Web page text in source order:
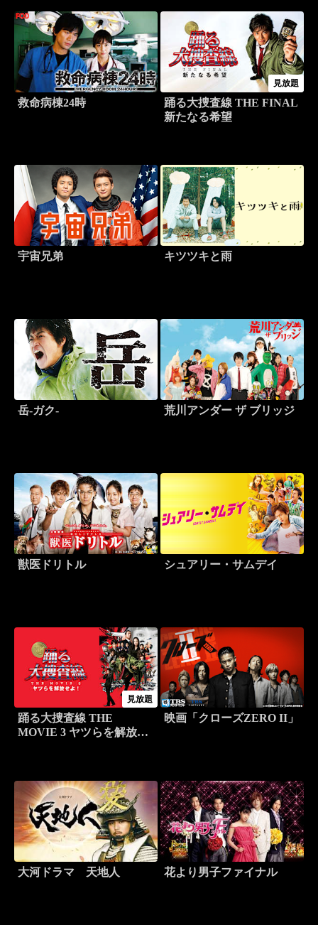
救命病棟24時
見放題
踊る大捜査線 THE FINAL
新たなる希望
宇宙兄弟 キツツキと雨
岳-ガク- 荒川アンダー ザ ブリッジ
獣医ドリトル シュアリー・サムデイ
見放題
踊る大捜査線 THE
MOVIE 3 ヤツらを解放せ
映画「クローズZERO II」
大河ドラマ 天地人 花より男子ファイナル